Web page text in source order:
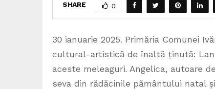
SHARE 0
30 ianuarie 2025. Primăria Comunei
cultural-artistică de înaltă ținută:
aceste meleaguri. Angelica, autoare
seva din rădăcinile pământului natal